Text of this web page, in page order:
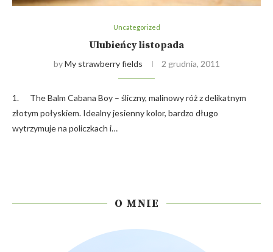
Uncategorized
Ulubieńcy listopada
byMy strawberry fields 2 grudnia, 2011
1. The Balm Cabana Boy – śliczny, malinowy róż z delikatnym
złotym połyskiem. Idealny jesienny kolor, bardzo długo
wytrzymuje na policzkach i…
O MNIE